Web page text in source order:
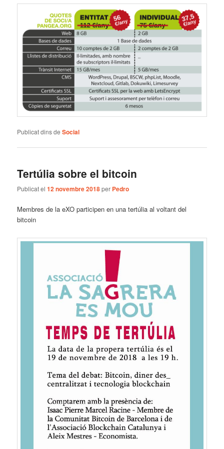
Publicat dins de Social
Tertúlia sobre el bitcoin
Publicat el12 novembre 2018per Pedro
Membres de la eXO participen en una tertúlia al voltant del
bitcoin